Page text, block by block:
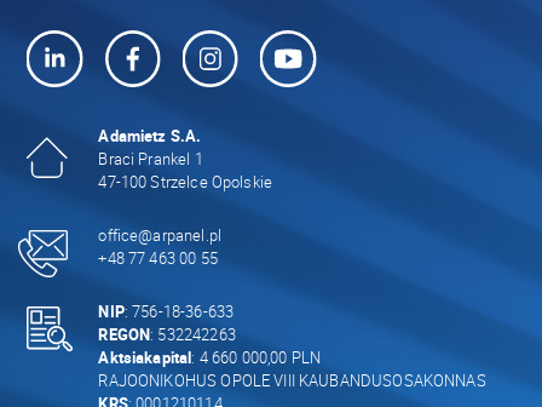
Adamietz S.A.
Braci Prankel 1
47-100 Strzelce Opolskie
office@arpanel.pl
+48 77 463 00 55
NIP: 756-18-36-633
REGON: 532242263
Aktsiakapital: 4 660 000,00 PLN
RAJOONIKOHUS OPOLE VIII KAUBANDUSOSAKONNAS